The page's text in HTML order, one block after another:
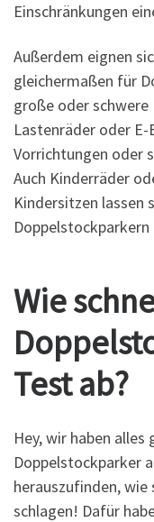
Einschränkungen
Außerdem eignen
gleichermaßen für
große oder schwere
Lastenräder oder
Vorrichtungen oder
Auch Kinderräder
Kindersitzen lassen
Wie
Test ab?
Hey, wir haben alles
Doppelstockparker
herauszufinden, wie
schlagen! Dafür